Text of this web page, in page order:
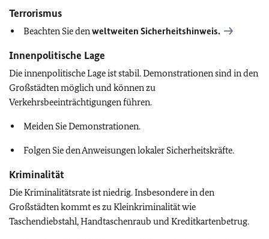
Terrorismus
Beachten Sie denweltweiten Sicherheitshinweis.
Innenpolitische Lage
Die innenpolitische Lage ist stabil. Demonstrationen sind in den
Großstädten möglich und können zu
Verkehrsbeeinträchtigungen führen.
Meiden Sie Demonstrationen.
Folgen Sie den Anweisungen lokaler Sicherheitskräfte.
Kriminalität
Die Kriminalitätsrate ist niedrig. Insbesondere in den
Großstädten kommt es zu Kleinkriminalität wie
Taschendiebstahl, Handtaschenraub und Kreditkartenbetrug.